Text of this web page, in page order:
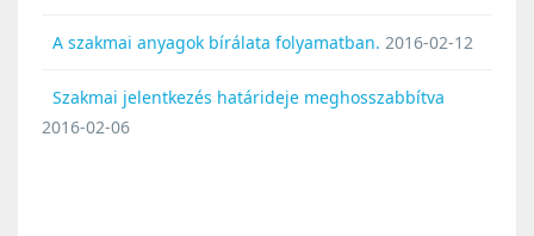
A szakmai anyagok bírálata folyamatban. 2016-02-12
Szakmai jelentkezés határideje meghosszabbítva
2016-02-06